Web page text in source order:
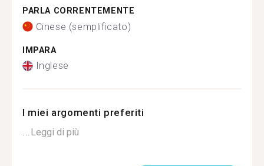
PARLA CORRENTEMENTE
Cinese (semplificato)
IMPARA
Inglese
I miei argomenti preferiti
...Leggi di più